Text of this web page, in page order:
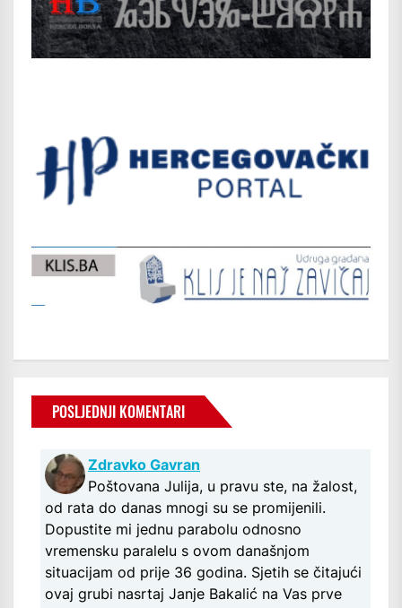
POSLJEDNJI KOMENTARI
Zdravko Gavran
Poštovana Julija, u pravu ste, na žalost,
od rata do danas mnogi su se promijenili.
Dopustite mi jednu parabolu odnosno
vremensku paralelu s ovom današnjom
situacijam od prije 36 godina. Sjetih se čitajući
ovaj grubi nasrtaj Janje Bakalić na Vas prve